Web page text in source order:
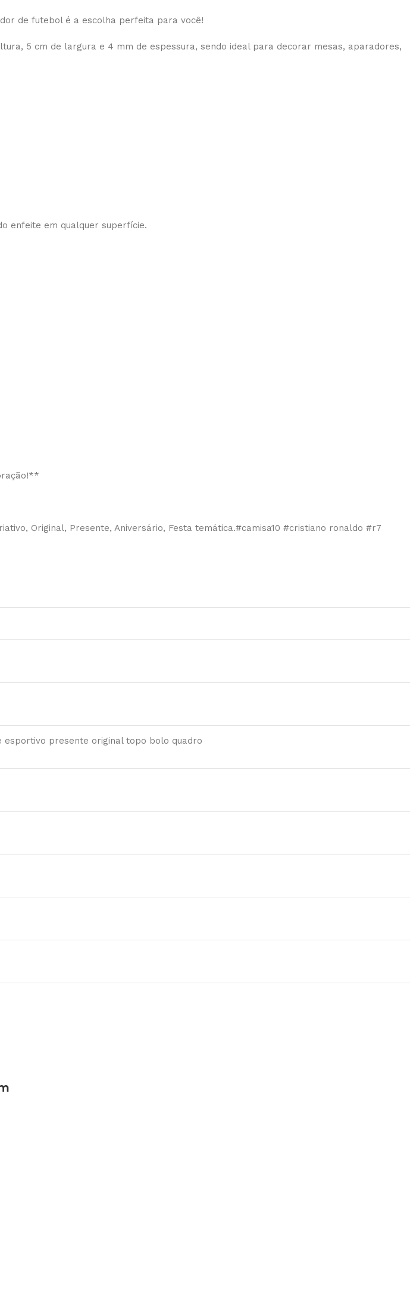
de futebol é a escolha perfeita para você!
5 cm de largura e 4 mm de espessura, sendo ideal para decorar mesas, aparadores,
enfeite em qualquer superfície.
Original, Presente, Aniversário, Festa temática.#camisa10 #cristiano ronaldo #r7
presente original topo bolo quadro